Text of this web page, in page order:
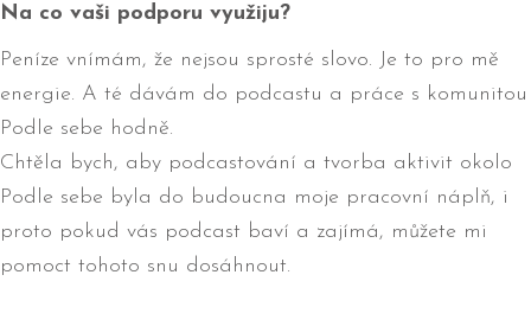
Na co vaši podporu využiju?
Peníze vnímám, že nejsou sprosté slovo. Je to pro mě
energie. A té dávám do podcastu a práce s komunitou
Podle sebe hodně.
Chtěla bych, aby podcastování a tvorba aktivit okolo
Podle sebe byla do budoucna moje pracovní náplň, i
proto pokud vás podcast baví a zajímá, můžete mi
pomoct tohoto snu dosáhnout.